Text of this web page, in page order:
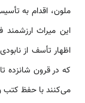
ملون، اقدام به
این میراث
اظهار تأسف از
که در قرون شانزده
می‌کنند با حفظ کتب